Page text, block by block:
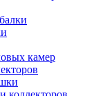
камер